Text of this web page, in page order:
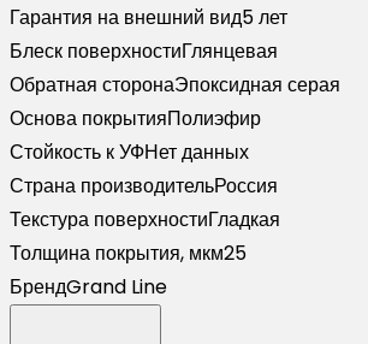
Гарантия на внешний вид5 лет
Блеск поверхностиГлянцевая
Обратная сторонаЭпоксидная серая
Основа покрытияПолиэфир
Стойкость к УФНет данных
Страна производительРоссия
Текстура поверхностиГладкая
Толщина покрытия, мкм25
БрендGrand Line